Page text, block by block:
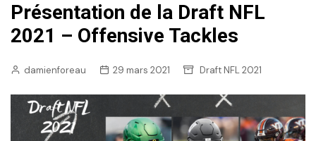
Présentation de la Draft NFL
2021 – Offensive Tackles
damienforeau 29 mars 2021 Draft NFL 2021